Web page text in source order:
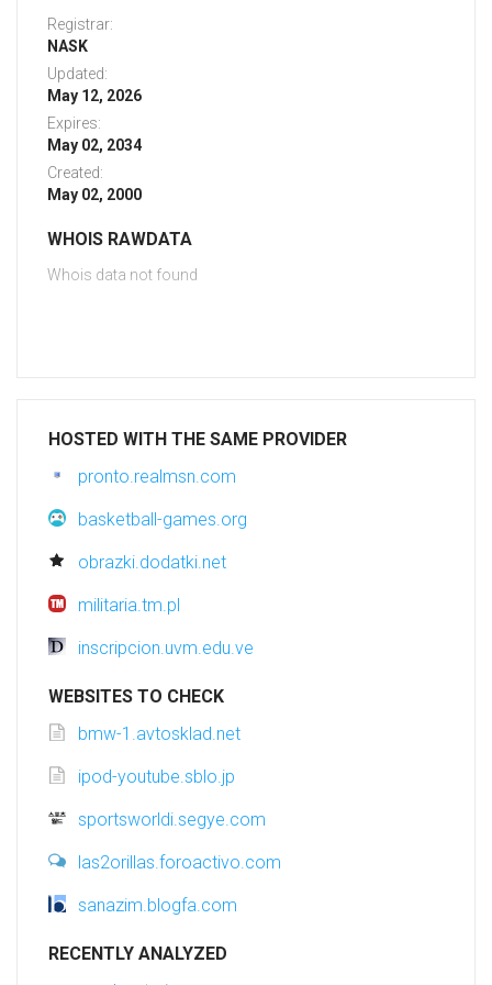
Registrar:
NASK
Updated:
May 12, 2026
Expires:
May 02, 2034
Created:
May 02, 2000
WHOIS RAWDATA
Whois data not found
HOSTED WITH THE SAME PROVIDER
pronto.realmsn.com
basketball-games.org
obrazki.dodatki.net
militaria.tm.pl
inscripcion.uvm.edu.ve
WEBSITES TO CHECK
bmw-1.avtosklad.net
ipod-youtube.sblo.jp
sportsworldi.segye.com
las2orillas.foroactivo.com
sanazim.blogfa.com
RECENTLY ANALYZED